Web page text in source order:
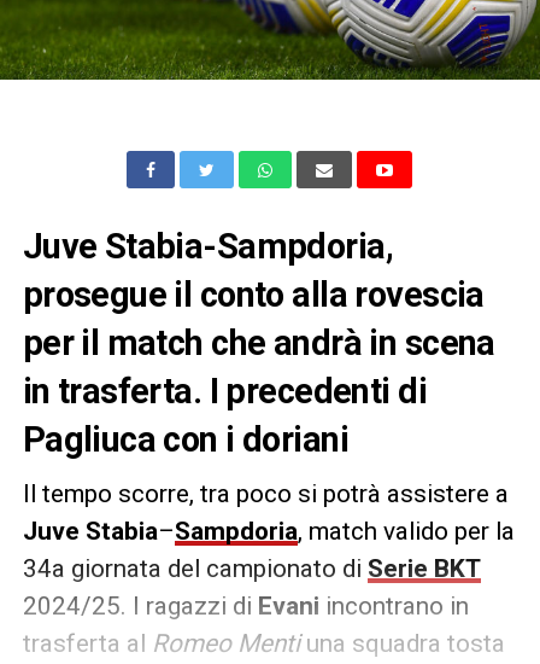
Juve Stabia-Sampdoria,
prosegue il conto alla rovescia
per il match che andrà in scena
in trasferta. I precedenti di
Pagliuca con i doriani
Il tempo scorre, tra poco si potrà assistere a
Juve Stabia–Sampdoria, match valido per la
34a giornata del campionato di Serie BKT
2024/25. I ragazzi di Evani incontrano in
trasferta al Romeo Mentiuna squadra tosta